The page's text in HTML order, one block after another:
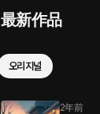
最新作品
오리지널
2年前